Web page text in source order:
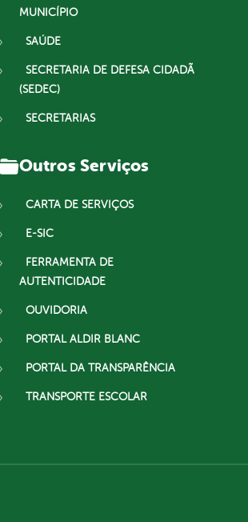
MUNICÍPIO
SAÚDE
SECRETARIA DE DEFESA CIDADÃ
(SEDEC)
SECRETARIAS
Outros Serviços
CARTA DE SERVIÇOS
E-SIC
FERRAMENTA DE
AUTENTICIDADE
OUVIDORIA
PORTAL ALDIR BLANC
PORTAL DA TRANSPARÊNCIA
TRANSPORTE ESCOLAR